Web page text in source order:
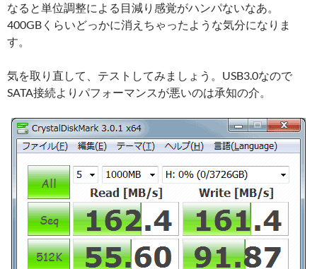
なると単位調整による目減り感覚がハンパないなあ。
400GBくらいどっかに消えちゃったような気分になりま
す。
気を取り直して、テストしてみましょう。USB3.0なので
SATA接続よりパフォーマンスが悪いのは承知の介。